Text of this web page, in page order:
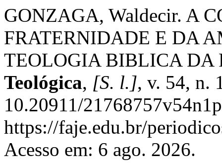
GONZAGA, Waldecir. A
FRATERNIDADE E DA
TEOLOGIA BIBLICA
Teológica, [S. l.], v. 54, n.
10.20911/
https://faje.edu.br/
Acesso em: 6 ago. 2026.